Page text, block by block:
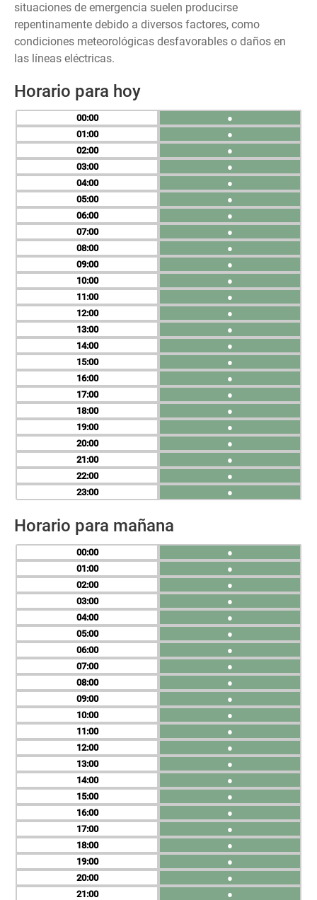
situaciones de emergencia suelen producirse
repentinamente debido a diversos factores, como
condiciones meteorológicas desfavorables o daños en
las líneas eléctricas.
Horario para hoy
00
01
02
03
04
05
06
07
08
09
10
11
12
13
14
15
16
17
18
19
20
21
22
23
●
●
●
●
●
●
●
●
●
●
●
●
●
●
●
●
●
●
●
●
●
●
●
●
Horario para mañana
00
01
02
03
04
05
06
07
08
09
10
11
12
13
14
15
16
17
18
19
20
21
●
●
●
●
●
●
●
●
●
●
●
●
●
●
●
●
●
●
●
●
●
●